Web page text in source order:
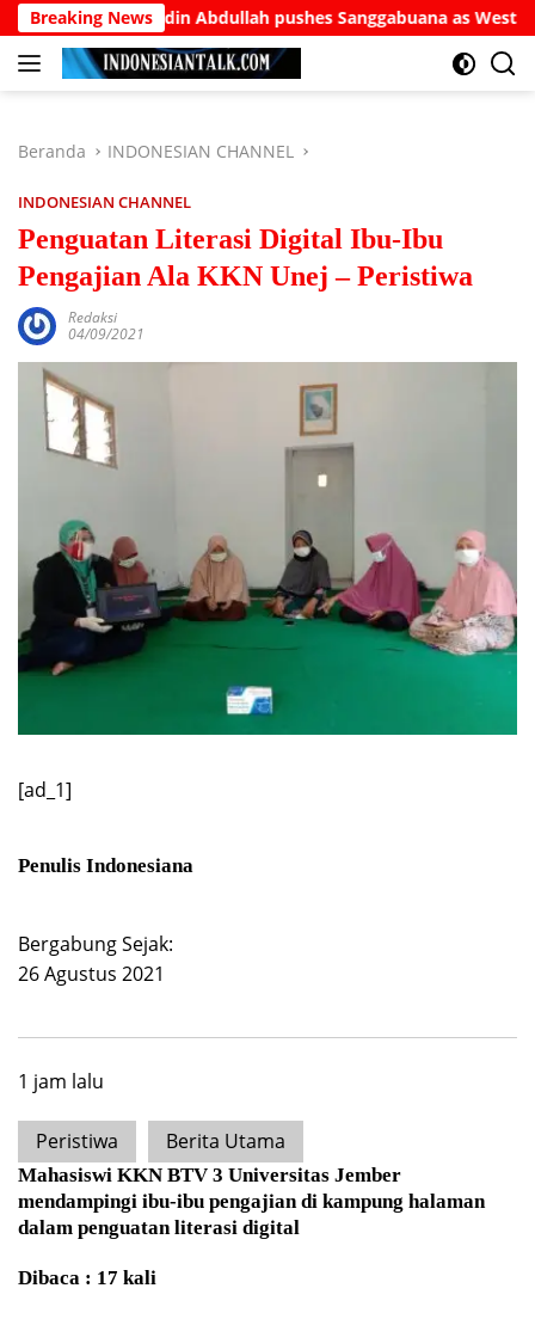
Langsung
ke
konten
Breaking News
Burhanuddin Abdullah pushes Sanggabuana as West Java’s
Beranda INDONESIAN CHANNEL
INDONESIAN CHANNEL
Penguatan Literasi Digital Ibu-Ibu
Pengajian Ala KKN Unej – Peristiwa
Redaksi
04/09/2021
[ad_1]
Penulis Indonesiana
Bergabung Sejak:
26 Agustus 2021
1 jam lalu
Peristiwa Berita Utama
Mahasiswi KKN BTV 3 Universitas Jember
mendampingi ibu-ibu pengajian di kampung halaman
dalam penguatan literasi digital
Dibaca : 17 kali